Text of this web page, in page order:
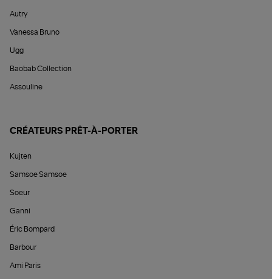
Autry
Vanessa Bruno
Ugg
Baobab Collection
Assouline
CRÉATEURS PRÊT-À-PORTER
Kujten
Samsoe Samsoe
Soeur
Ganni
Éric Bompard
Barbour
Ami Paris